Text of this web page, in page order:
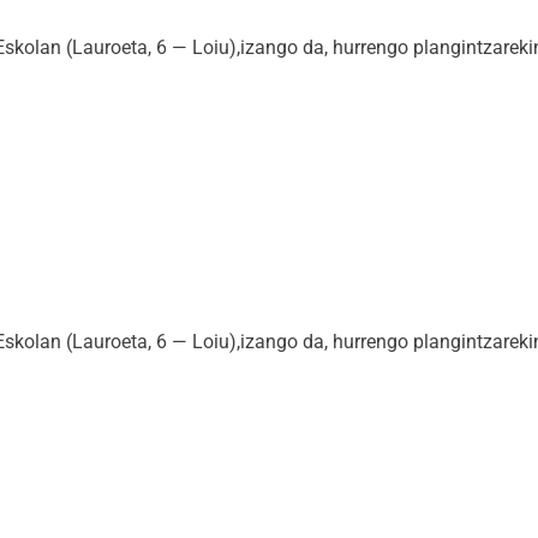
(Lauroeta, 6 — Loiu),izango da, hurrengo
(Lauroeta, 6 — Loiu),izango da, hurrengo